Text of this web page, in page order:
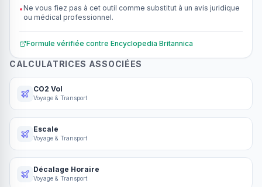
• Ne vous fiez pas à cet outil comme substitut à un avis juridique
ou médical professionnel.
Formule vérifiée contre Encyclopedia Britannica
CALCULATRICES ASSOCIÉES
CO2 Vol
Voyage & Transport
Escale
Voyage & Transport
Décalage Horaire
Voyage & Transport